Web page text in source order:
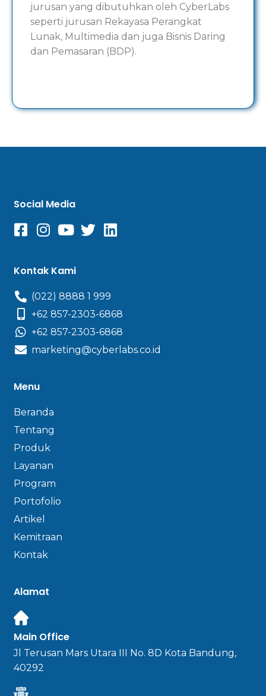
jurusan yang dibutuhkan oleh CyberLabs
seperti jurusan Rekayasa Perangkat
Lunak, Multimedia dan juga Bisnis Daring
dan Pemasaran (BDP).
Social Media
Kontak Kami
(022) 8888 1 999
+62 857-2303-6868
+62 857-2303-6868
marketing@cyberlabs.co.id
Menu
Beranda
Tentang
Produk
Layanan
Program
Portofolio
Artikel
Kemitraan
Kontak
Alamat
Main Office
Jl Terusan Mars Utara III No. 8D Kota Bandung,
40292